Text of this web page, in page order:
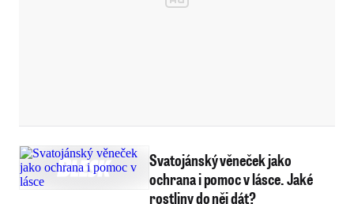
Svatojánský věneček jako
ochrana i pomoc v lásce. Jaké
rostliny do něj dát?